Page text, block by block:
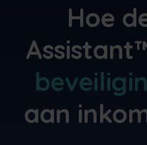
Hoe
aan